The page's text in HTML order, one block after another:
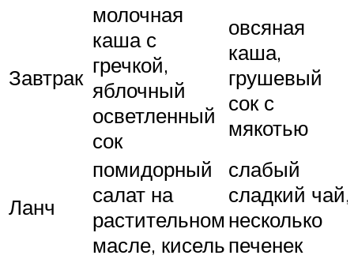
Завтрак
молочная
каша с
гречкой,
яблочный
осветленный
сок
овсяная
каша,
грушевый
сок с
мякотью
Ланч
помидорный
салат на
растительном
масле, кисель
слабый
сладкий чай,
несколько
печенек